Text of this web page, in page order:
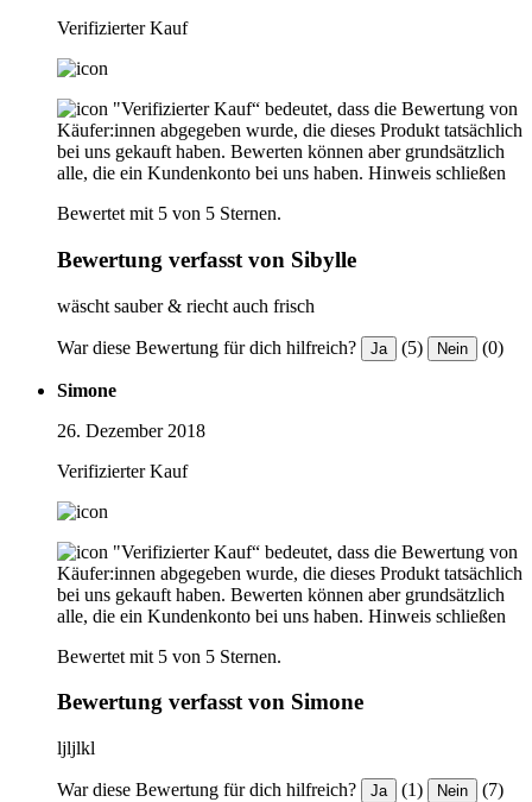
Verifizierter Kauf
"Verifizierter Kauf“ bedeutet, dass die Bewertung von
Käufer:innen abgegeben wurde, die dieses Produkt tatsächlich
bei uns gekauft haben. Bewerten können aber grundsätzlich
alle, die ein Kundenkonto bei uns haben. Hinweis schließen
Bewertet mit 5 von 5 Sternen.
Bewertung verfasst von Sibylle
wäscht sauber & riecht auch frisch
War diese Bewertung für dich hilfreich? Ja (5) Nein (0)
Simone
26. Dezember 2018
Verifizierter Kauf
"Verifizierter Kauf“ bedeutet, dass die Bewertung von
Käufer:innen abgegeben wurde, die dieses Produkt tatsächlich
bei uns gekauft haben. Bewerten können aber grundsätzlich
alle, die ein Kundenkonto bei uns haben. Hinweis schließen
Bewertet mit 5 von 5 Sternen.
Bewertung verfasst von Simone
ljljlkl
War diese Bewertung für dich hilfreich? Ja (1) Nein (7)